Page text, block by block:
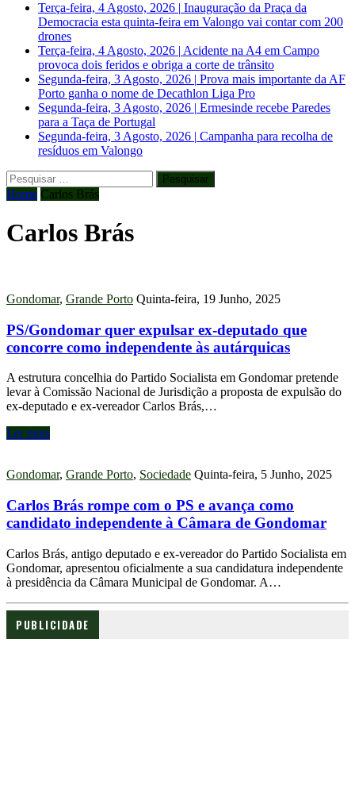
Terça-feira, 4 Agosto, 2026 | Inauguração da Praça da
Democracia esta quinta-feira em Valongo vai contar com 200
drones
Terça-feira, 4 Agosto, 2026 | Acidente na A4 em Campo
provoca dois feridos e obriga a corte de trânsito
Segunda-feira, 3 Agosto, 2026 | Prova mais importante da AF
Porto ganha o nome de Decathlon Liga Pro
Segunda-feira, 3 Agosto, 2026 | Ermesinde recebe Paredes
para a Taça de Portugal
Segunda-feira, 3 Agosto, 2026 | Campanha para recolha de
resíduos em Valongo
Pesquisar
por:
Home Carlos Brás
Carlos Brás
Gondomar, Grande Porto Quinta-feira, 19 Junho, 2025
PS/Gondomar quer expulsar ex-deputado que
concorre como independente às autárquicas
A estrutura concelhia do Partido Socialista em Gondomar pretende
levar à Comissão Nacional de Jurisdição a proposta de expulsão do
ex-deputado e ex-vereador Carlos Brás,…
Ler mais
Gondomar, Grande Porto, Sociedade Quinta-feira, 5 Junho, 2025
Carlos Brás rompe com o PS e avança como
candidato independente à Câmara de Gondomar
Carlos Brás, antigo deputado e ex-vereador do Partido Socialista em
Gondomar, apresentou oficialmente a sua candidatura independente
à presidência da Câmara Municipal de Gondomar. A…
PUBLICIDADE